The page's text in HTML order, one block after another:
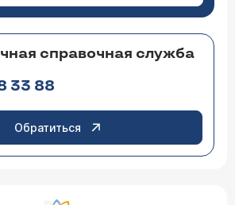
справочная служба
33 88
Обратиться